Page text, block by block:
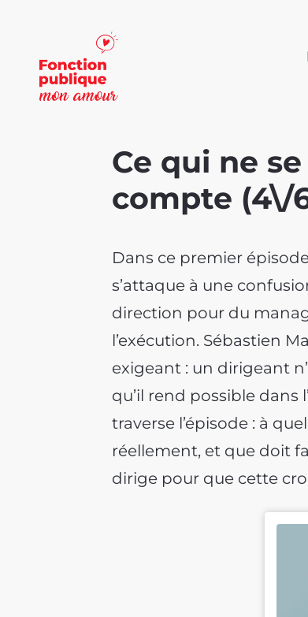
Ce qui ne
compte (4\/
Dans ce premier
s’attaque à une
direction pour du
l’exécution. Sébastien
exigeant : un dirigeant
qu’il rend possible dans
traverse l’épisode : à
réellement, et que doit
dirige pour que cette